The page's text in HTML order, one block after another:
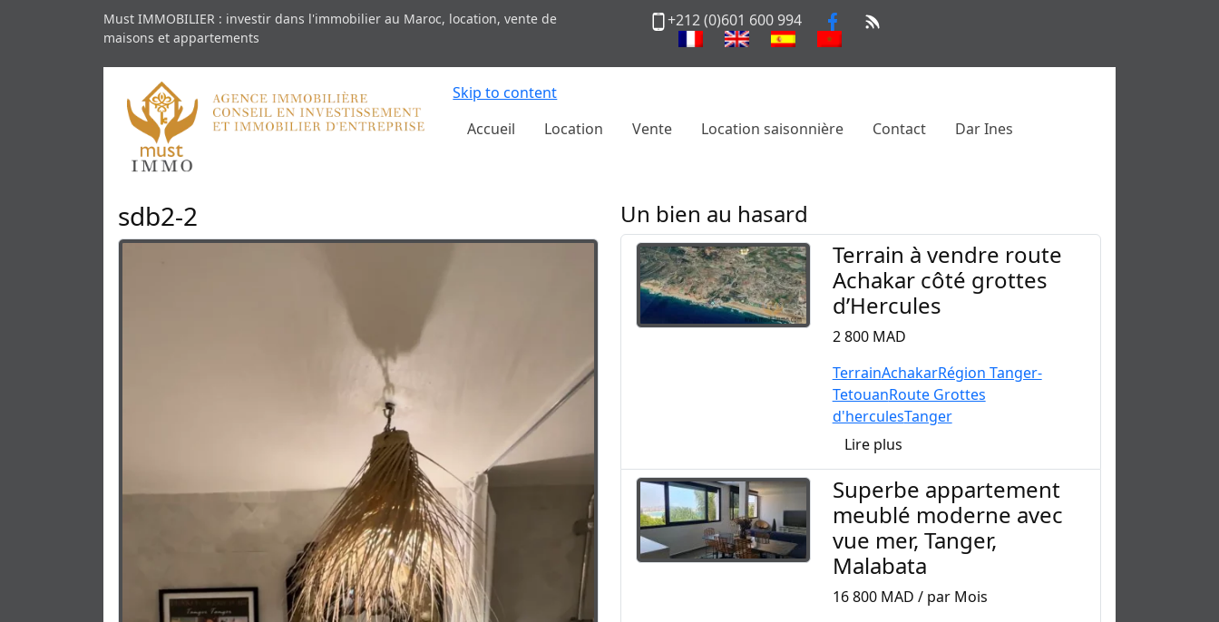
Must IMMOBILIER : investir dans l'immobilier au Maroc, location, vente de
maisons et appartements
+212 (0)601 600 994
Skip to content
Accueil
Location Vente Location saisonnière Contact Dar Ines
sdb2-2
Un bien au hasard
Terrain à vendre route
Achakar côté grottes
d’Hercules
2 800 MAD
TerrainAchakarRégion Tanger-
TetouanRoute Grottes
d'herculesTanger
Lire plus
Superbe appartement
meublé moderne avec
vue mer, Tanger,
Malabata
16 800 MAD / par Mois